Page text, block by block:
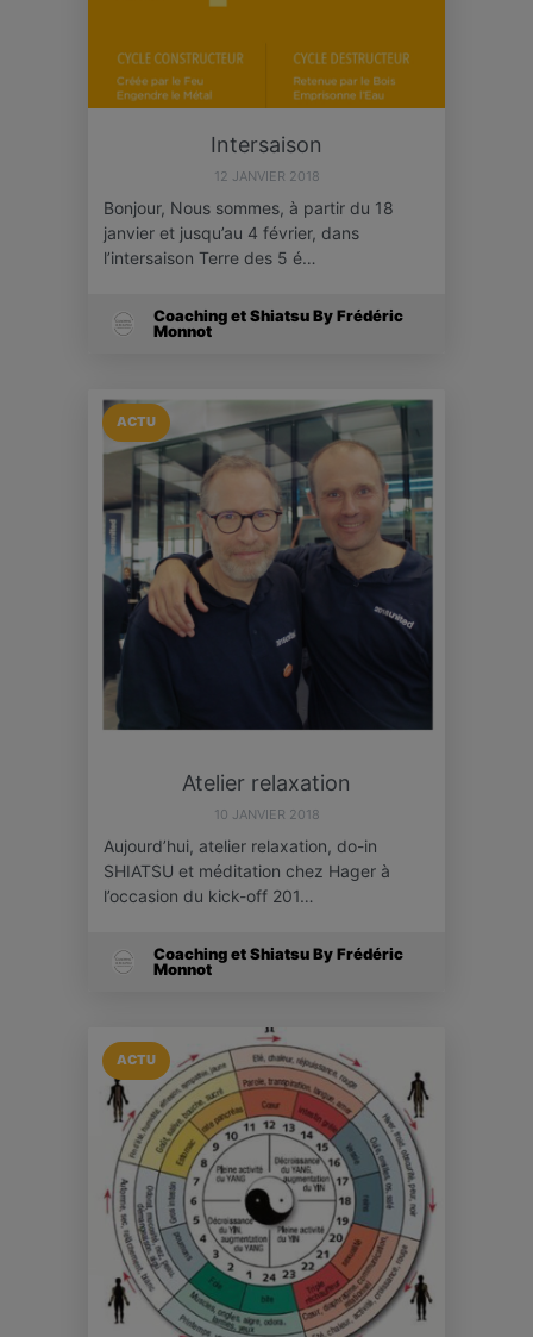
Intersaison
12 JANVIER 2018
Bonjour, Nous sommes, à partir du 18
janvier et jusqu’au 4 février, dans
l’intersaison Terre des 5 é…
Coaching et Shiatsu By Frédéric
Monnot
ACTU
Atelier relaxation
10 JANVIER 2018
Aujourd’hui, atelier relaxation, do-in
SHIATSU et méditation chez Hager à
l’occasion du kick-off 201…
Coaching et Shiatsu By Frédéric
Monnot
ACTU